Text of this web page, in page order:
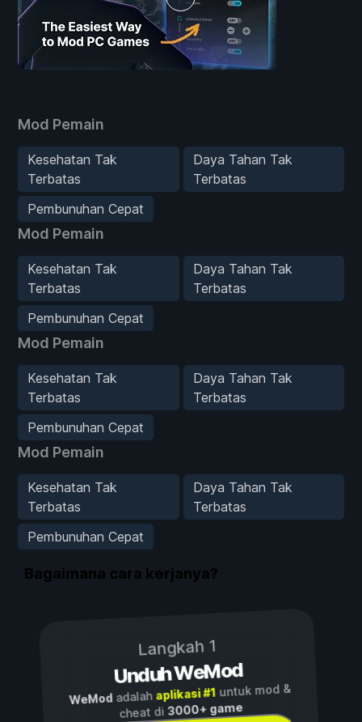
Mod Pemain
Kesehatan Tak
Terbatas
Daya Tahan Tak
Terbatas
Pembunuhan Cepat
Mod Pemain
Kesehatan Tak
Terbatas
Daya Tahan Tak
Terbatas
Pembunuhan Cepat
Mod Pemain
Kesehatan Tak
Terbatas
Daya Tahan Tak
Terbatas
Pembunuhan Cepat
Mod Pemain
Kesehatan Tak
Terbatas
Daya Tahan Tak
Terbatas
Pembunuhan Cepat
Bagaimana cara kerjanya?
Langkah 1
Unduh WeMod
WeModadalah aplikasi #1untuk mod &
cheat di3000+ game